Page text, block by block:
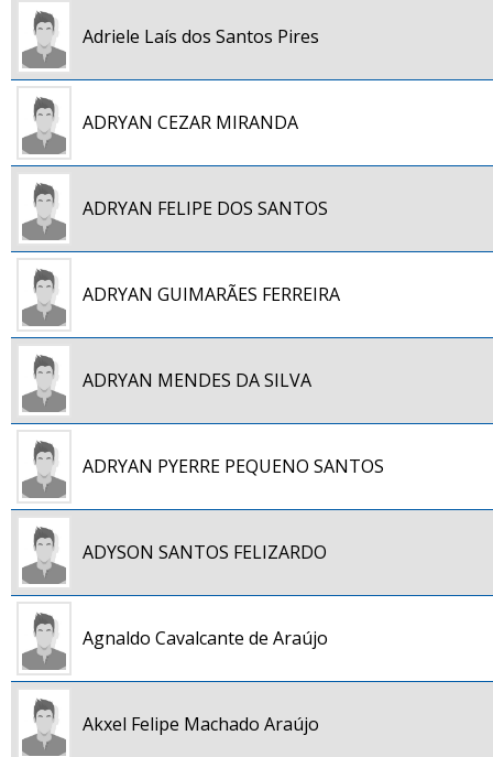
Adriele Laís dos Santos Pires
ADRYAN CEZAR MIRANDA
ADRYAN FELIPE DOS SANTOS
ADRYAN GUIMARÃES FERREIRA
ADRYAN MENDES DA SILVA
ADRYAN PYERRE PEQUENO SANTOS
ADYSON SANTOS FELIZARDO
Agnaldo Cavalcante de Araújo
Akxel Felipe Machado Araújo